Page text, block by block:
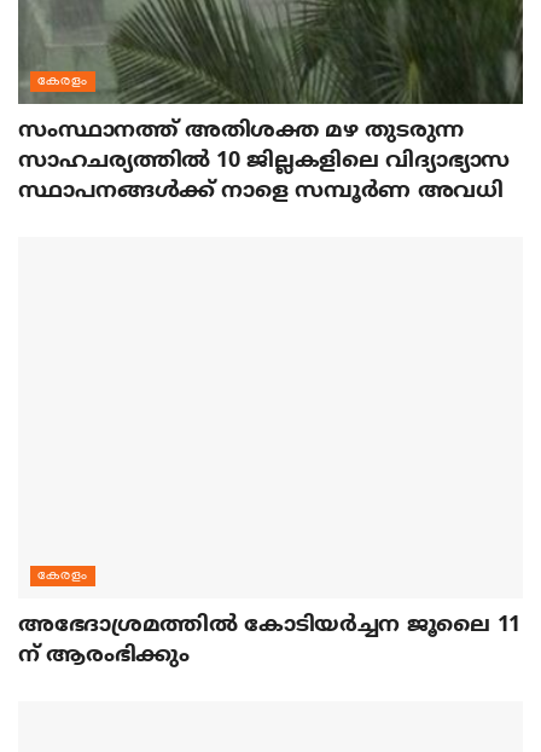
കേരളം
സംസ്ഥാനത്ത് അതിശക്ത മഴ തുടരുന്ന
സാഹചര്യത്തിൽ 10 ജില്ലകളിലെ വിദ്യാഭ്യാസ
സ്ഥാപനങ്ങൾക്ക് നാളെ സമ്പൂർണ അവധി
കേരളം
അഭേദാശ്രമത്തില്‍ കോടിയര്‍ച്ചന ജൂലൈ 11
ന് ആരംഭിക്കും